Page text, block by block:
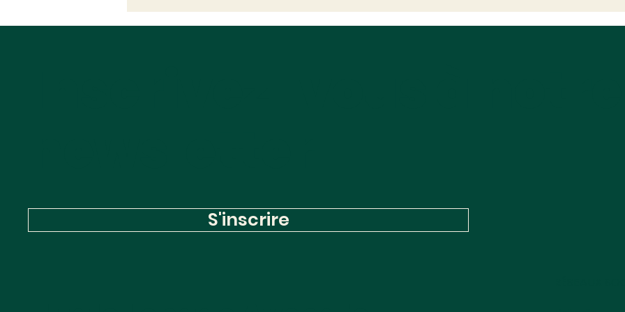
l'extension de
compétences sans les
de simplification : 30
mesures pour les
S'inscrire